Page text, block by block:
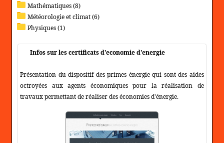
Mathématiques (8)
Météorologie et climat (6)
Physiques (1)
Infos sur les certificats d'economie d'energie
Présentation du dispositif des primes énergie qui sont des aides
octroyées aux agents économiques pour la réalisation de
travaux permettant de réaliser des économies d'énergie.